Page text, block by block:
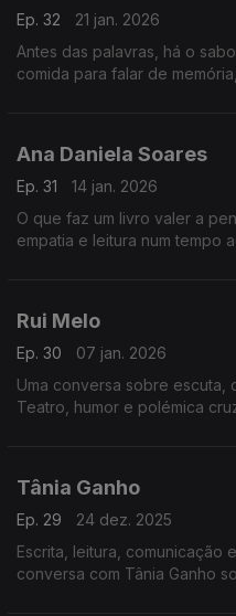
Ep. 32
21 jan. 2026
Antes das palavras, há o
comida para falar de
Ana Daniela Soares
Ep. 31
14 jan. 2026
O que faz um livro valer a
empatia e leitura num tempo
Rui Melo
Ep. 30
07 jan. 2026
Uma conversa sobre escuta,
Teatro, humor e polémica
Tânia Ganho
Ep. 29
24 dez. 2025
Escrita, leitura, comunicação
conversa com Tânia Ganho